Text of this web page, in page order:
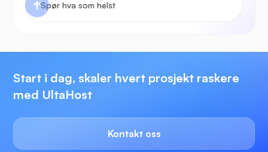
Start i dag, skaler hvert prosjekt raskere
med UltaHost
Kontakt oss